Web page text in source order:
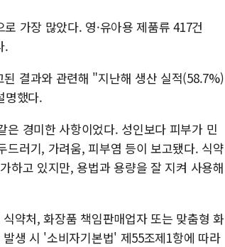
가장 많았다. 영·유아용 제품류 417건
.
결과와 관련해 "지난해 생산 실적(58.7%)
명했다.
은 경미한 사항이었다. 성인보다 피부가 민
드러기, 가려움, 피부염 등이 보고됐다. 식약
하고 있지만, 용법과 용량을 잘 지켜 사용해
약처, 화장품 책임판매업자 또는 맞춤형 화
생 시 '소비자기본법' 제55조제1항에 따라